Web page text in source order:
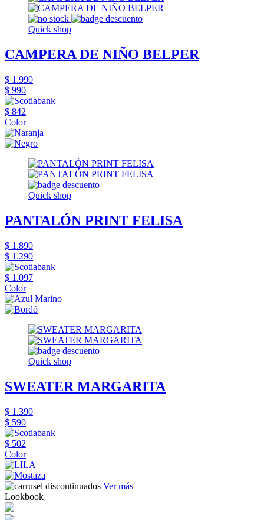
Quick shop
CAMPERA DE NIÑO BELPER
$ 1.990
$ 990
$ 842
Color
Quick shop
PANTALÓN PRINT FELISA
$ 1.890
$ 1.290
$ 1.097
Color
Quick shop
SWEATER MARGARITA
$ 1.390
$ 590
$ 502
Color
Ver más
Lookbook